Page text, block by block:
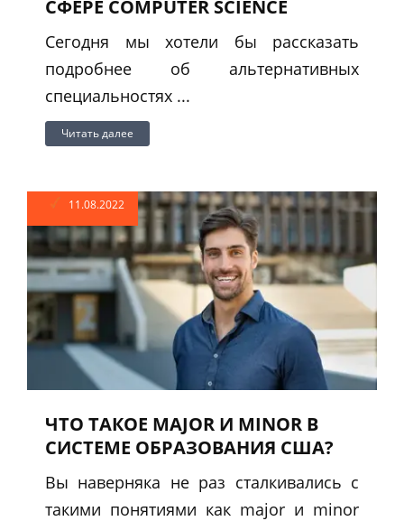
СФЕРЕ COMPUTER SCIENCE
Сегодня мы хотели бы рассказать
подробнее об альтернативных
специальностях ...
Читать далее
11.08.2022
ЧТО ТАКОЕ MAJOR И MINOR В
СИСТЕМЕ ОБРАЗОВАНИЯ США?
Вы наверняка не раз сталкивались с
такими понятиями как major и minor